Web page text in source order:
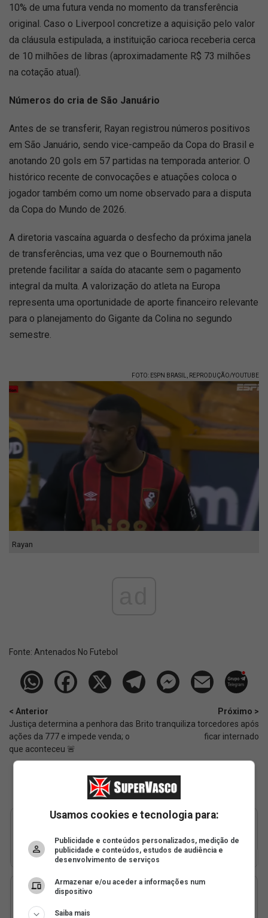
10% de uma futura venda no momento da transferência
original. Caso o Liverpool concretize a aquisição pelo valor
da cláusula estipulada, a instituição carioca receberia cerca
de 10 milhões de libras (aproximadamente R$ 73 milhões
na cotação atual).
Números do cria de São Januário
Antes de se transferir, Rayan registrou números positivos
em São Januário, sendo vice-campeão da Copa do Brasil e
anotando 20 gols em 57 partidas na temporada anterior. O
histórico recente de convocações e atuações coloca o
jogador também como um nome observado para a disputa
da Copa do Mundo de 2026.
A diretoria vascaína aguarda o desfecho da próxima janela
de transferências, uma vez que o Bournemouth não
pretende facilitar a saída do atacante sem o pagamento
integral da multa. A valorização do atleta na Europa
representa uma oportunidade de aporte financeiro relevante
para o planejamento do Gigante da Colina no segundo
semestre.
FOTO: ESPN BRASIL, REPRODUÇÃO/YOUTUBE
Rayan
Fonte: Antenados No Futebol
< Anterior
Justiça determina a penhora das
ações da 777 e impede venda; o
que aconteceu 🚨
Próximo >
Brito tranquiliza torcedores após
ficar internado
Usamos cookies e tecnologia para:
Publicidade e conteúdos personalizados, medição de
publicidade e conteúdos, estudos de audiência e
desenvolvimento de serviços
Armazenar e/ou aceder a informações num
dispositivo
Saiba mais